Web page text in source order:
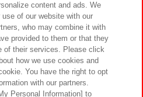
ビリティ サイトポリシー
ブアクセシビリティ方針と検証結果
content and ads. We
of our website with our
who may combine it with
provided to them or that they
of their services. Please click
how we use cookies and
You have the right to opt
with our partners.
Personal Information] to